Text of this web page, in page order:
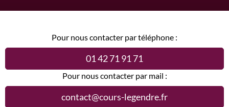
Pour nous contacter par téléphone :
01 42 71 91 71
Pour nous contacter par mail :
contact@cours-legendre.fr